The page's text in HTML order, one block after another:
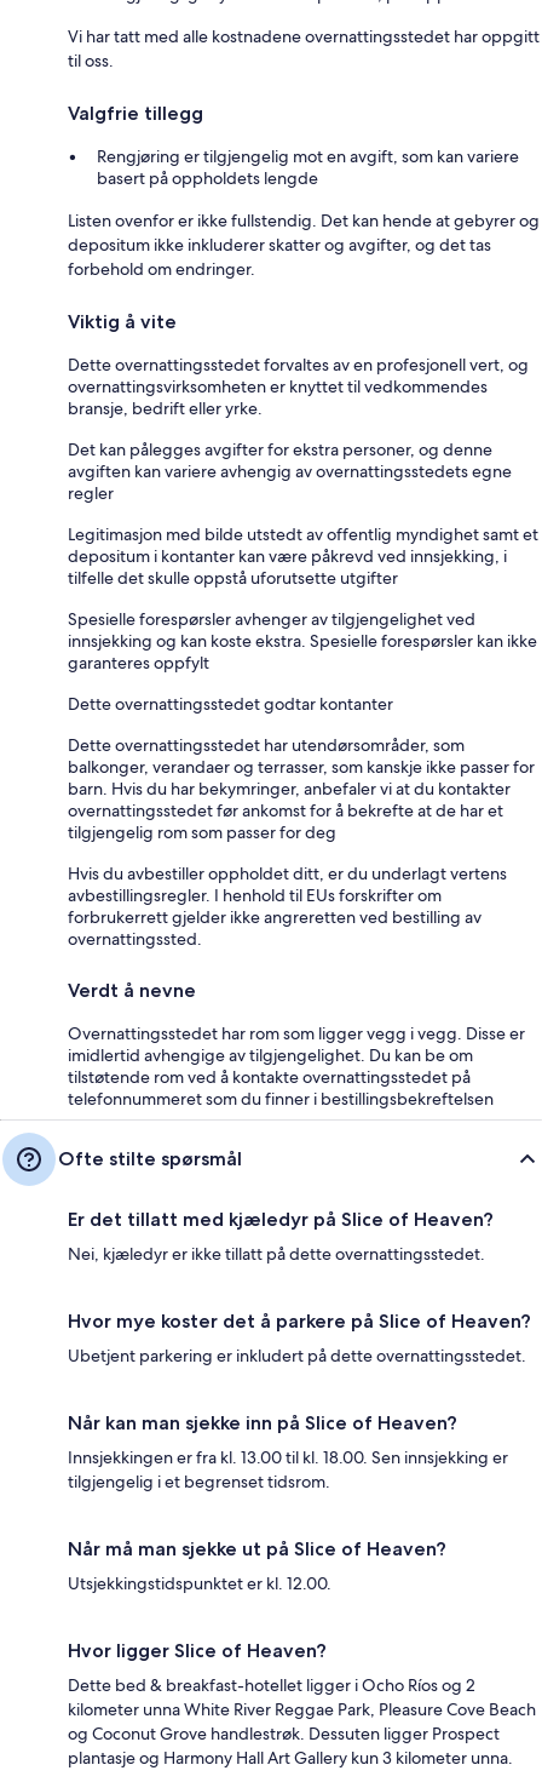
Vi har tatt med alle kostnadene overnattingsstedet har oppgitt
til oss.
Valgfrie tillegg
Rengjøring er tilgjengelig mot en avgift, som kan variere
basert på oppholdets lengde
Listen ovenfor er ikke fullstendig. Det kan hende at gebyrer og
depositum ikke inkluderer skatter og avgifter, og det tas
forbehold om endringer.
Viktig å vite
Dette overnattingsstedet forvaltes av en profesjonell vert, og
overnattingsvirksomheten er knyttet til vedkommendes
bransje, bedrift eller yrke.
Det kan pålegges avgifter for ekstra personer, og denne
avgiften kan variere avhengig av overnattingsstedets egne
regler
Legitimasjon med bilde utstedt av offentlig myndighet samt et
depositum i kontanter kan være påkrevd ved innsjekking, i
tilfelle det skulle oppstå uforutsette utgifter
Spesielle forespørsler avhenger av tilgjengelighet ved
innsjekking og kan koste ekstra. Spesielle forespørsler kan ikke
garanteres oppfylt
Dette overnattingsstedet godtar kontanter
Dette overnattingsstedet har utendørsområder, som
balkonger, verandaer og terrasser, som kanskje ikke passer for
barn. Hvis du har bekymringer, anbefaler vi at du kontakter
overnattingsstedet før ankomst for å bekrefte at de har et
tilgjengelig rom som passer for deg
Hvis du avbestiller oppholdet ditt, er du underlagt vertens
avbestillingsregler. I henhold til EUs forskrifter om
forbrukerrett gjelder ikke angreretten ved bestilling av
overnattingssted.
Verdt å nevne
Overnattingsstedet har rom som ligger vegg i vegg. Disse er
imidlertid avhengige av tilgjengelighet. Du kan be om
tilstøtende rom ved å kontakte overnattingsstedet på
telefonnummeret som du finner i bestillingsbekreftelsen
Ofte stilte spørsmål
Er det tillatt med kjæledyr på Slice of Heaven?
Nei, kjæledyr er ikke tillatt på dette overnattingsstedet.
Hvor mye koster det å parkere på Slice of Heaven?
Ubetjent parkering er inkludert på dette overnattingsstedet.
Når kan man sjekke inn på Slice of Heaven?
Innsjekkingen er fra kl. 13.00 til kl. 18.00. Sen innsjekking er
tilgjengelig i et begrenset tidsrom.
Når må man sjekke ut på Slice of Heaven?
Utsjekkingstidspunktet er kl. 12.00.
Hvor ligger Slice of Heaven?
Dette bed & breakfast-hotellet ligger i Ocho Ríos og 2
kilometer unna White River Reggae Park, Pleasure Cove Beach
og Coconut Grove handlestrøk. Dessuten ligger Prospect
plantasje og Harmony Hall Art Gallery kun 3 kilometer unna.